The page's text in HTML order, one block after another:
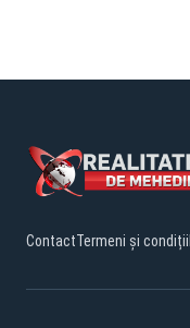
ContactTermeni și condiții